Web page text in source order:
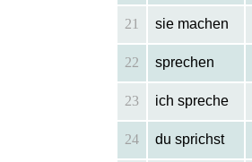
21 sie machen
22 sprechen
23 ich spreche
24 du sprichst